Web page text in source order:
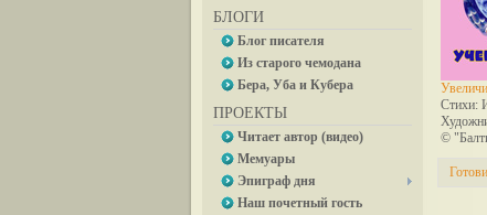
БЛОГИ
Блог писателя
Из старого чемодана
Бера, Уба и Кубера
ПРОЕКТЫ
Читает автор (видео)
Мемуары
Эпиграф дня
Наш почетный гость
Стихи:
©